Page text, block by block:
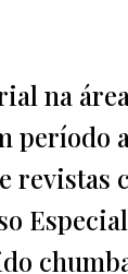
na
período